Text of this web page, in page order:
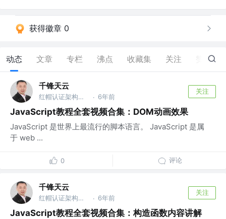
获得徽章 0
动态 文章 专栏 沸点 收藏集 关注 0
千锋天云
红帽认证架构师 @千锋教育 · 6年前
关注
JavaScript教程全套视频合集：DOM动画效果
JavaScript 是世界上最流行的脚本语言。 JavaScript 是属
于 web ...
0 评论
千锋天云
红帽认证架构师 @千锋教育 · 6年前
关注
JavaScript教程全套视频合集：构造函数内容讲解